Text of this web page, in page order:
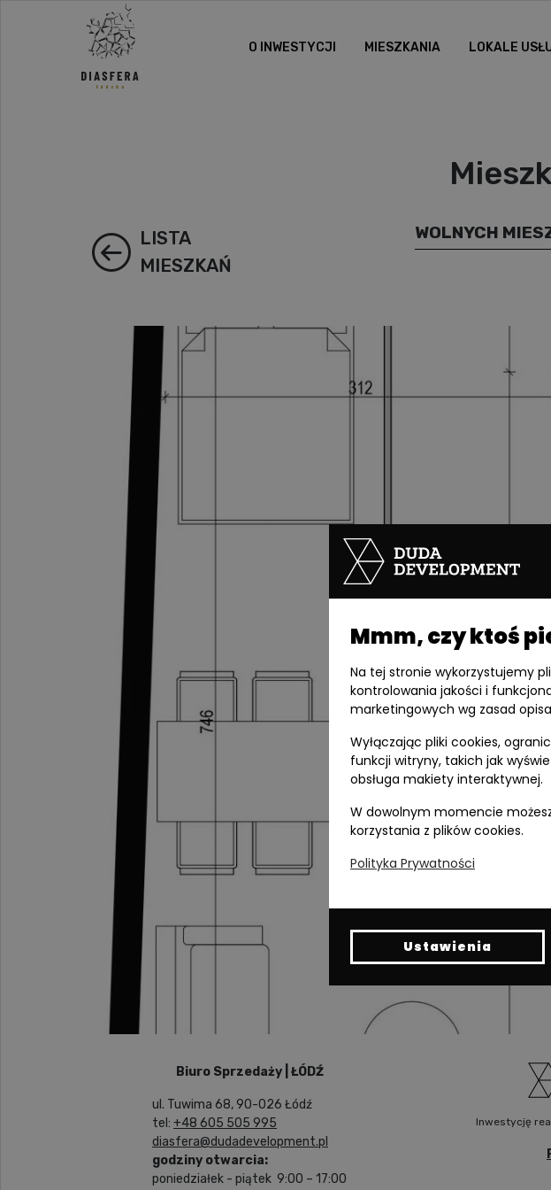
O INWESTYCJI MIESZKANIA LOKALE
LISTA
MIESZKAŃ
WOLNYCH
Biuro Sprzedaży | ŁÓDŹ
ul. Tuwima 68, 90-026 Łódź
tel: +48 605 505 995
diasfera@dudadevelopment.pl
godziny otwarcia:
poniedziałek - piątek 9:00 – 17:00
Inwestycję
Mmm, czy ktoś
Na tej stronie wykorzystujemy
kontrolowania jakości i
marketingowych wg zasad
Wyłączając pliki cookies,
funkcji witryny, takich jak
obsługa makiety interaktywnej.
W dowolnym momencie
korzystania z plików cookies.
Polityka Prywatności
Ustawienia